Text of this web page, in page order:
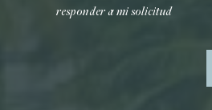
responder a mi solicitud